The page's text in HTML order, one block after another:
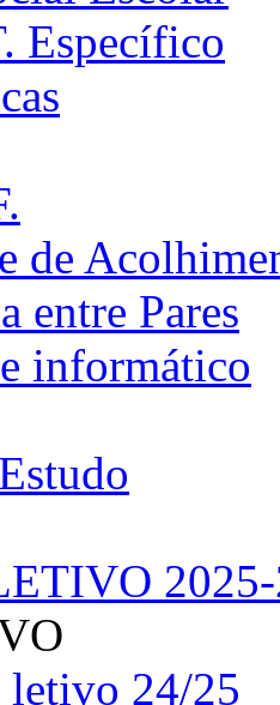
Específico
de
entre Pares
informático
24/25